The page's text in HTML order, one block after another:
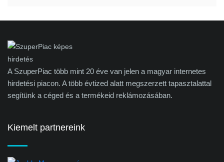
A SzuperPiac több mint 20 éve van jelen a magyar internetes
hirdetési piacon. A több évtized alatt megszerzett tapasztalattal
segítünk a céged és a termékeid reklámozásában.
Kiemelt partnereink